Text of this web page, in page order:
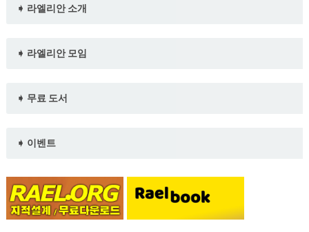
➧ 라엘리안 소개
➧ 라엘리안 모임
➧ 무료 도서
➧ 이벤트